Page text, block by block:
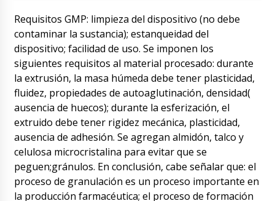
Requisitos GMP: limpieza del dispositivo (no debe
contaminar la sustancia); estanqueidad del
dispositivo; facilidad de uso. Se imponen los
siguientes requisitos al material procesado: durante
la extrusión, la masa húmeda debe tener plasticidad,
fluidez, propiedades de autoaglutinación, densidad(
ausencia de huecos); durante la esferización, el
extruido debe tener rigidez mecánica, plasticidad,
ausencia de adhesión. Se agregan almidón, talco y
celulosa microcristalina para evitar que se
peguen;gránulos. En conclusión, cabe señalar que: el
proceso de granulación es un proceso importante en
la producción farmacéutica; el proceso de formación
Evelyn
Disculpe, tengo información importante, por
favor no entregue mi envío, máquina
automática de llenado y sellado de ampollas
de vidrio ALG-10 a Querétaro, sino que